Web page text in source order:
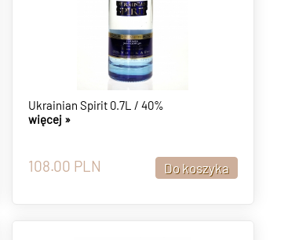
Ukrainian Spirit 0.7L / 40%
więcej »
108.00 PLN